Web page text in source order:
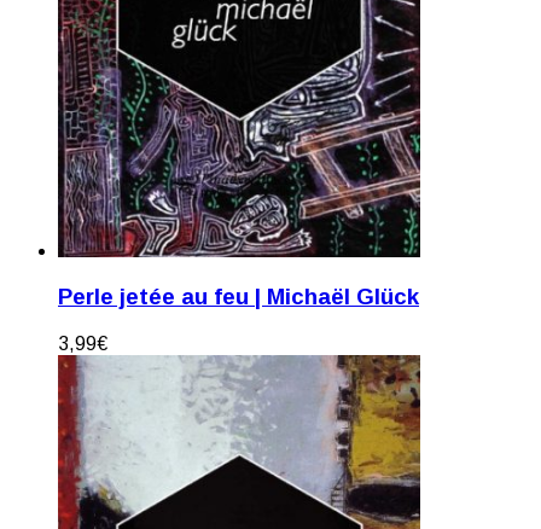
Perle jetée au feu | Michaël Glück
3,99€